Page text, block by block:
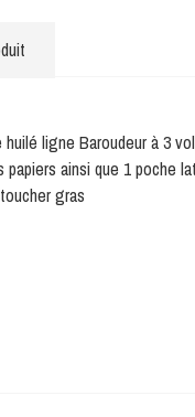
ligne Baroudeur à 3
ainsi que 1 poche
gras